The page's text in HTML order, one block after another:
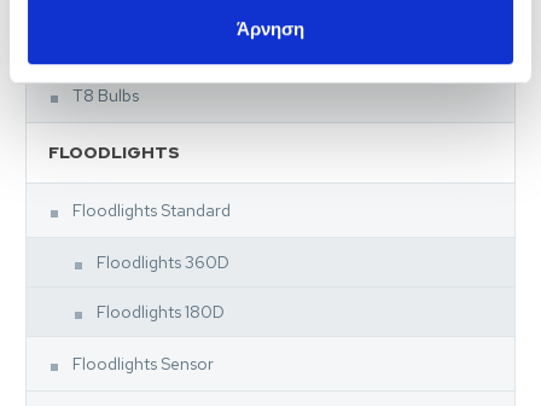
Άρνηση
T8 Bulbs
FLOODLIGHTS
Floodlights Standard
Floodlights 360D
Floodlights 180D
Floodlights Sensor